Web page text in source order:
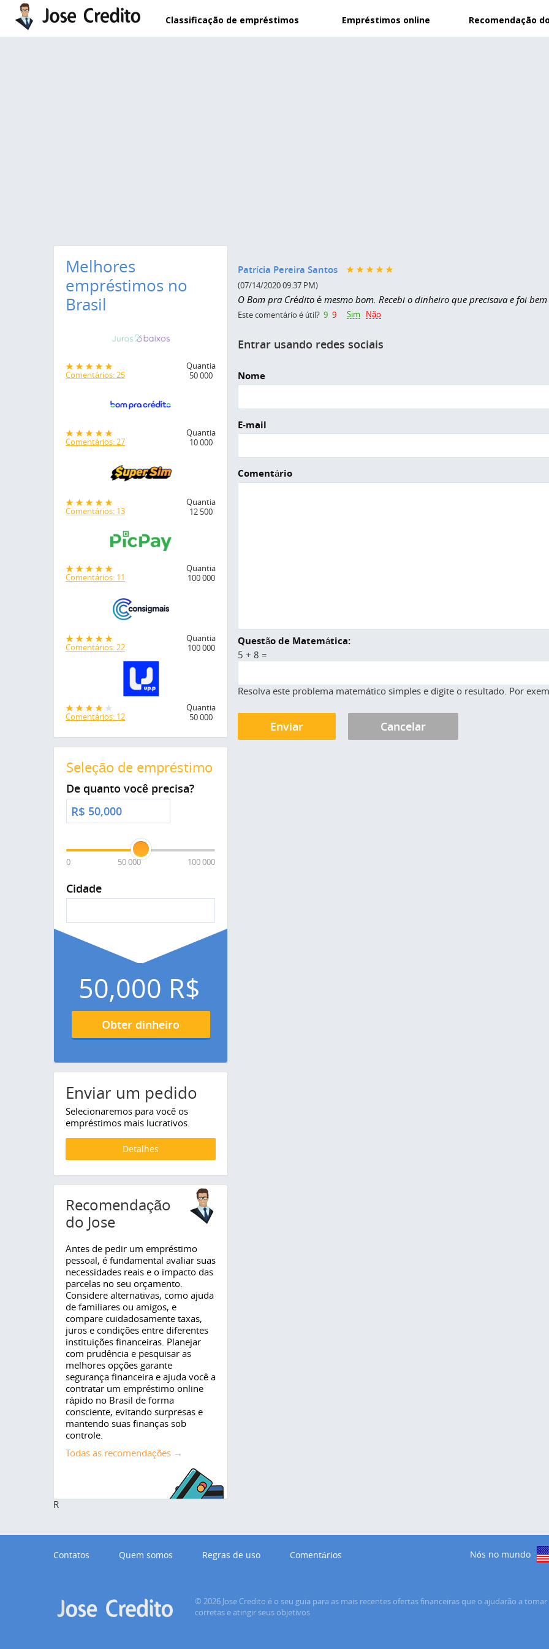
Pular para o conteúdo principal
Classificação de empréstimos Empréstimos online Recomendação
Patrícia Pereira Santos
(07/14/2020 09:37 PM)
O Bom pra Crédito é mesmo bom. Recebi o dinheiro que precisava e foi
Este comentário é útil? 9 9 Sim
Não
Entrar usando redes sociais
Nome
E-mail
Comentário
Questão de Matemática:
5 + 8 =
Resolva este problema matemático simples e digite o resultado. Por
Melhores
empréstimos no
Brasil
Comentários: 25
Quantia
50 000
Comentários: 27
Quantia
10 000
Comentários: 13
Quantia
12 500
Comentários: 11
Quantia
100 000
Comentários: 22
Quantia
100 000
Comentários: 12
Quantia
50 000
Seleção de empréstimo
De quanto você precisa?
R$
0 50 000 100 000
Cidade
50,000 R$
Obter dinheiro
Enviar um pedido
Selecionaremos para você os
empréstimos mais lucrativos.
Detalhes
Recomendação
do Jose
Antes de pedir um empréstimo
pessoal, é fundamental avaliar suas
necessidades reais e o impacto das
parcelas no seu orçamento.
Considere alternativas, como ajuda
de familiares ou amigos, e
compare cuidadosamente taxas,
juros e condições entre diferentes
instituições financeiras. Planejar
com prudência e pesquisar as
melhores opções garante
segurança financeira e ajuda você a
contratar um empréstimo online
rápido no Brasil de forma
consciente, evitando surpresas e
mantendo suas finanças sob
controle.
Todas as recomendações →
R
Contatos Quem somos Regras de uso Comentários
© 2026 Jose Credito é o seu guia para as mais recentes ofertas financeiras que o ajudarão a tomar
corretas e atingir seus objetivos
Nós no mundo